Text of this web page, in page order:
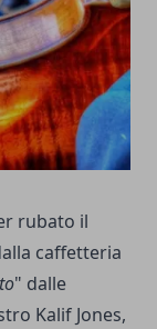
rubato il
caffetteria
" dalle
Kalif Jones,